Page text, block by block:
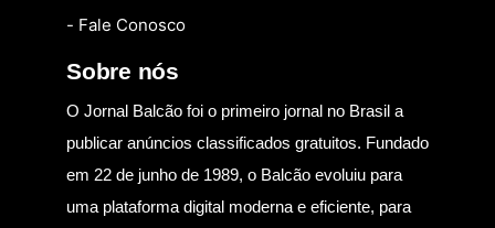
- Fale Conosco
Sobre nós
O Jornal Balcão foi o primeiro jornal no Brasil a
publicar anúncios classificados gratuitos. Fundado
em 22 de junho de 1989, o Balcão evoluiu para
uma plataforma digital moderna e eficiente, para